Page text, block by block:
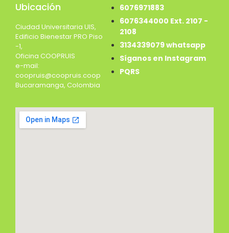
Ubicación
Ciudad Universitaria UIS,
Edificio Bienestar PRO Piso
-1,
Oficina COOPRUIS
e-mail:
coopruis@coopruis.coop
Bucaramanga, Colombia
6076971883
6076344000 Ext. 2107 -
2108
3134339079 whatsapp
Síganos en Instagram
PQRS